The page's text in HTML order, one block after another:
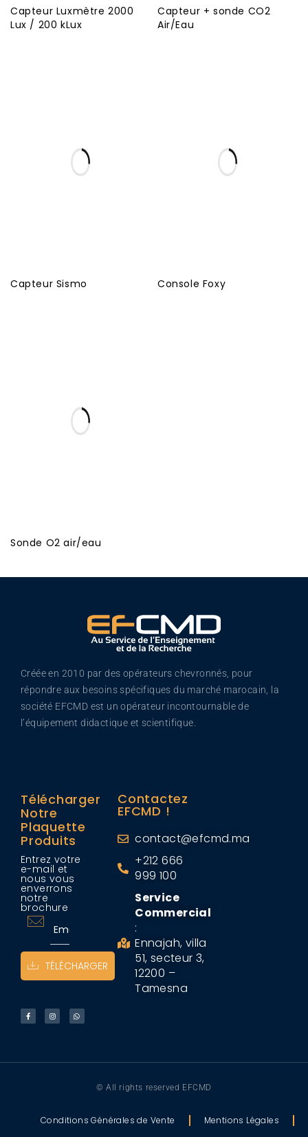
Capteur Luxmètre 2000
Lux / 200 kLux
Capteur + sonde CO2
Air/Eau
Capteur Sismo Console Foxy
Sonde O2 air/eau
Créée en 2010 par des opérateurs chevronnés, pour
répondre aux besoins spécifiques du marché marocain, la
société EFCMD est un opérateur incontournable de
l’équipement didactique et scientifique.
Télécharger
Notre
Plaquette
Produits
Entrez votre
e-mail et
nous vous
enverrons
notre
brochure
TÉLÉCHARGER
Contactez
EFCMD !
contact@efcmd.ma
+212 666
999 100
Service
Commercial
:
Ennajah, villa
51, secteur 3,
12200 –
Tamesna
© All rights reserved EFCMD
Conditions Générales de Vente Mentions Légales